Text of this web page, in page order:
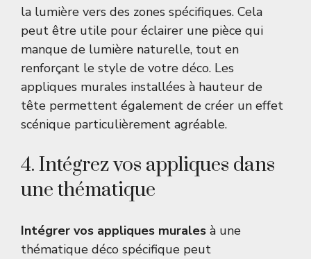
la lumière vers des zones spécifiques. Cela
peut être utile pour éclairer une pièce qui
manque de lumière naturelle, tout en
renforçant le style de votre déco. Les
appliques murales installées à hauteur de
tête permettent également de créer un effet
scénique particulièrement agréable.
4. Intégrez vos appliques dans
une thématique
Intégrer vos appliques murales à une
thématique déco spécifique peut